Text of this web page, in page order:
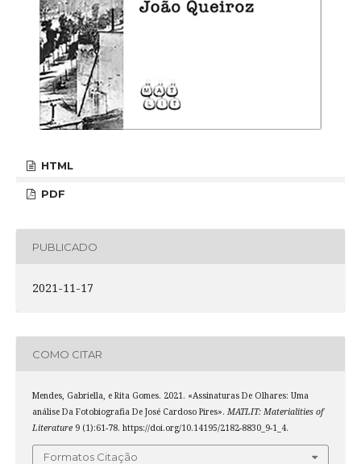
HTML
PDF
PUBLICADO
2021-11-17
COMO CITAR
Mendes, Gabriella, e Rita Gomes. 2021. «Assinaturas De Olhares: Uma
análise Da Fotobiografia De José Cardoso Pires». MATLIT: Materialities of
Literature9 (1):61-78. https://doi.org/10.14195/2182-8830_9-1_4.
Formatos Citação